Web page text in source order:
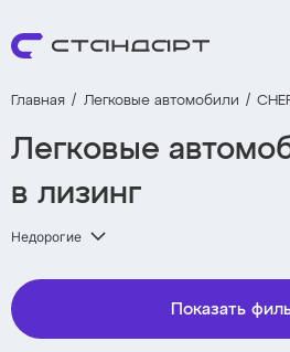
Главная Легковые автомобили
Легковые
в лизинг
Недорогие
Показать